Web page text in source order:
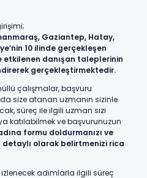
Gaziantep, Hatay,
10 ilinde gerçekleşen
danışan taleplerinin
gerçekleştirmektedir.
çalışmalar, başvuru
size atanan uzmanın sizinle
süreç ile ilgili uzman sizi
katılabilmek ve başvurunuzun
formu doldurmanızı ve
olarak belirtmenizi rica
adımlarla ilgili süreç